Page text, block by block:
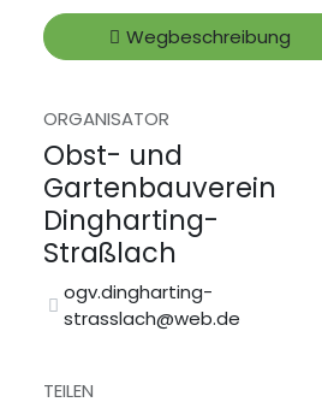
Wegbeschreibung
ORGANISATOR
Obst- und
Gartenbauverein
Dingharting-
Straßlach
ogv.dingharting-
strasslach@web.de
TEILEN